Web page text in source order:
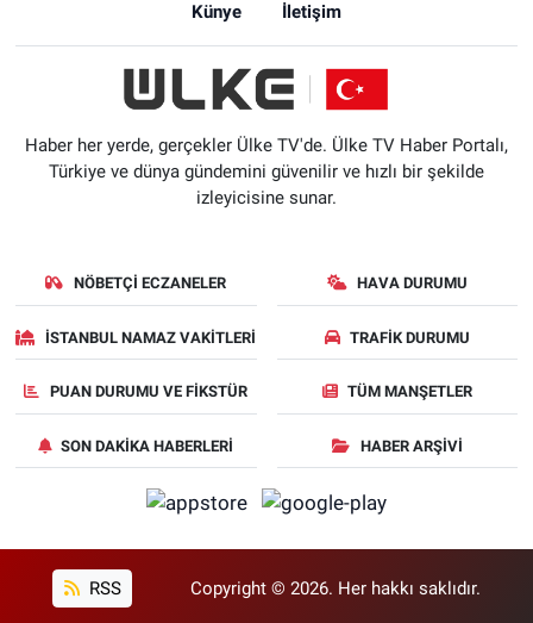
Künye
İletişim
Haber her yerde, gerçekler Ülke TV'de. Ülke TV Haber Portalı,
Türkiye ve dünya gündemini güvenilir ve hızlı bir şekilde
izleyicisine sunar.
NÖBETÇI ECZANELER HAVA DURUMU
İSTANBUL NAMAZ VAKITLERI TRAFIK DURUMU
PUAN DURUMU VE FIKSTÜR TÜM MANŞETLER
SON DAKIKA HABERLERI HABER ARŞIVI
RSS Copyright © 2026. Her hakkı saklıdır.